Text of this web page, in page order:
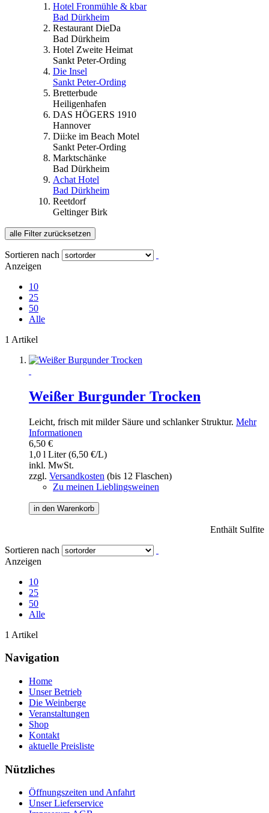
Hotel Fronmühle & kbar
Bad Dürkheim
Restaurant DieDa
Bad Dürkheim
Hotel Zweite Heimat
Sankt Peter-Ording
Die Insel
Sankt Peter-Ording
Bretterbude
Heiligenhafen
DAS HÖGERS 1910
Hannover
Dii:ke im Beach Motel
Sankt Peter-Ording
Marktschänke
Bad Dürkheim
Achat Hotel
Bad Dürkheim
Reetdorf
Geltinger Birk
alle Filter zurücksetzen
Sortieren nach
Anzeigen
10
25
50
Alle
1 Artikel
Weißer Burgunder Trocken
Leicht, frisch mit milder Säure und schlanker Struktur. Mehr
Informationen
6,50 €
1,0 l Liter (6,50 €/L)
inkl. MwSt.
zzgl. Versandkosten (bis 12 Flaschen)
Zu meinen Lieblingsweinen
in den Warenkorb
Enthält Sulfite
Sortieren nach
Anzeigen
10
25
50
Alle
1 Artikel
Navigation
Home
Unser Betrieb
Die Weinberge
Veranstaltungen
Shop
Kontakt
aktuelle Preisliste
Nützliches
Öffnungszeiten und Anfahrt
Unser Lieferservice